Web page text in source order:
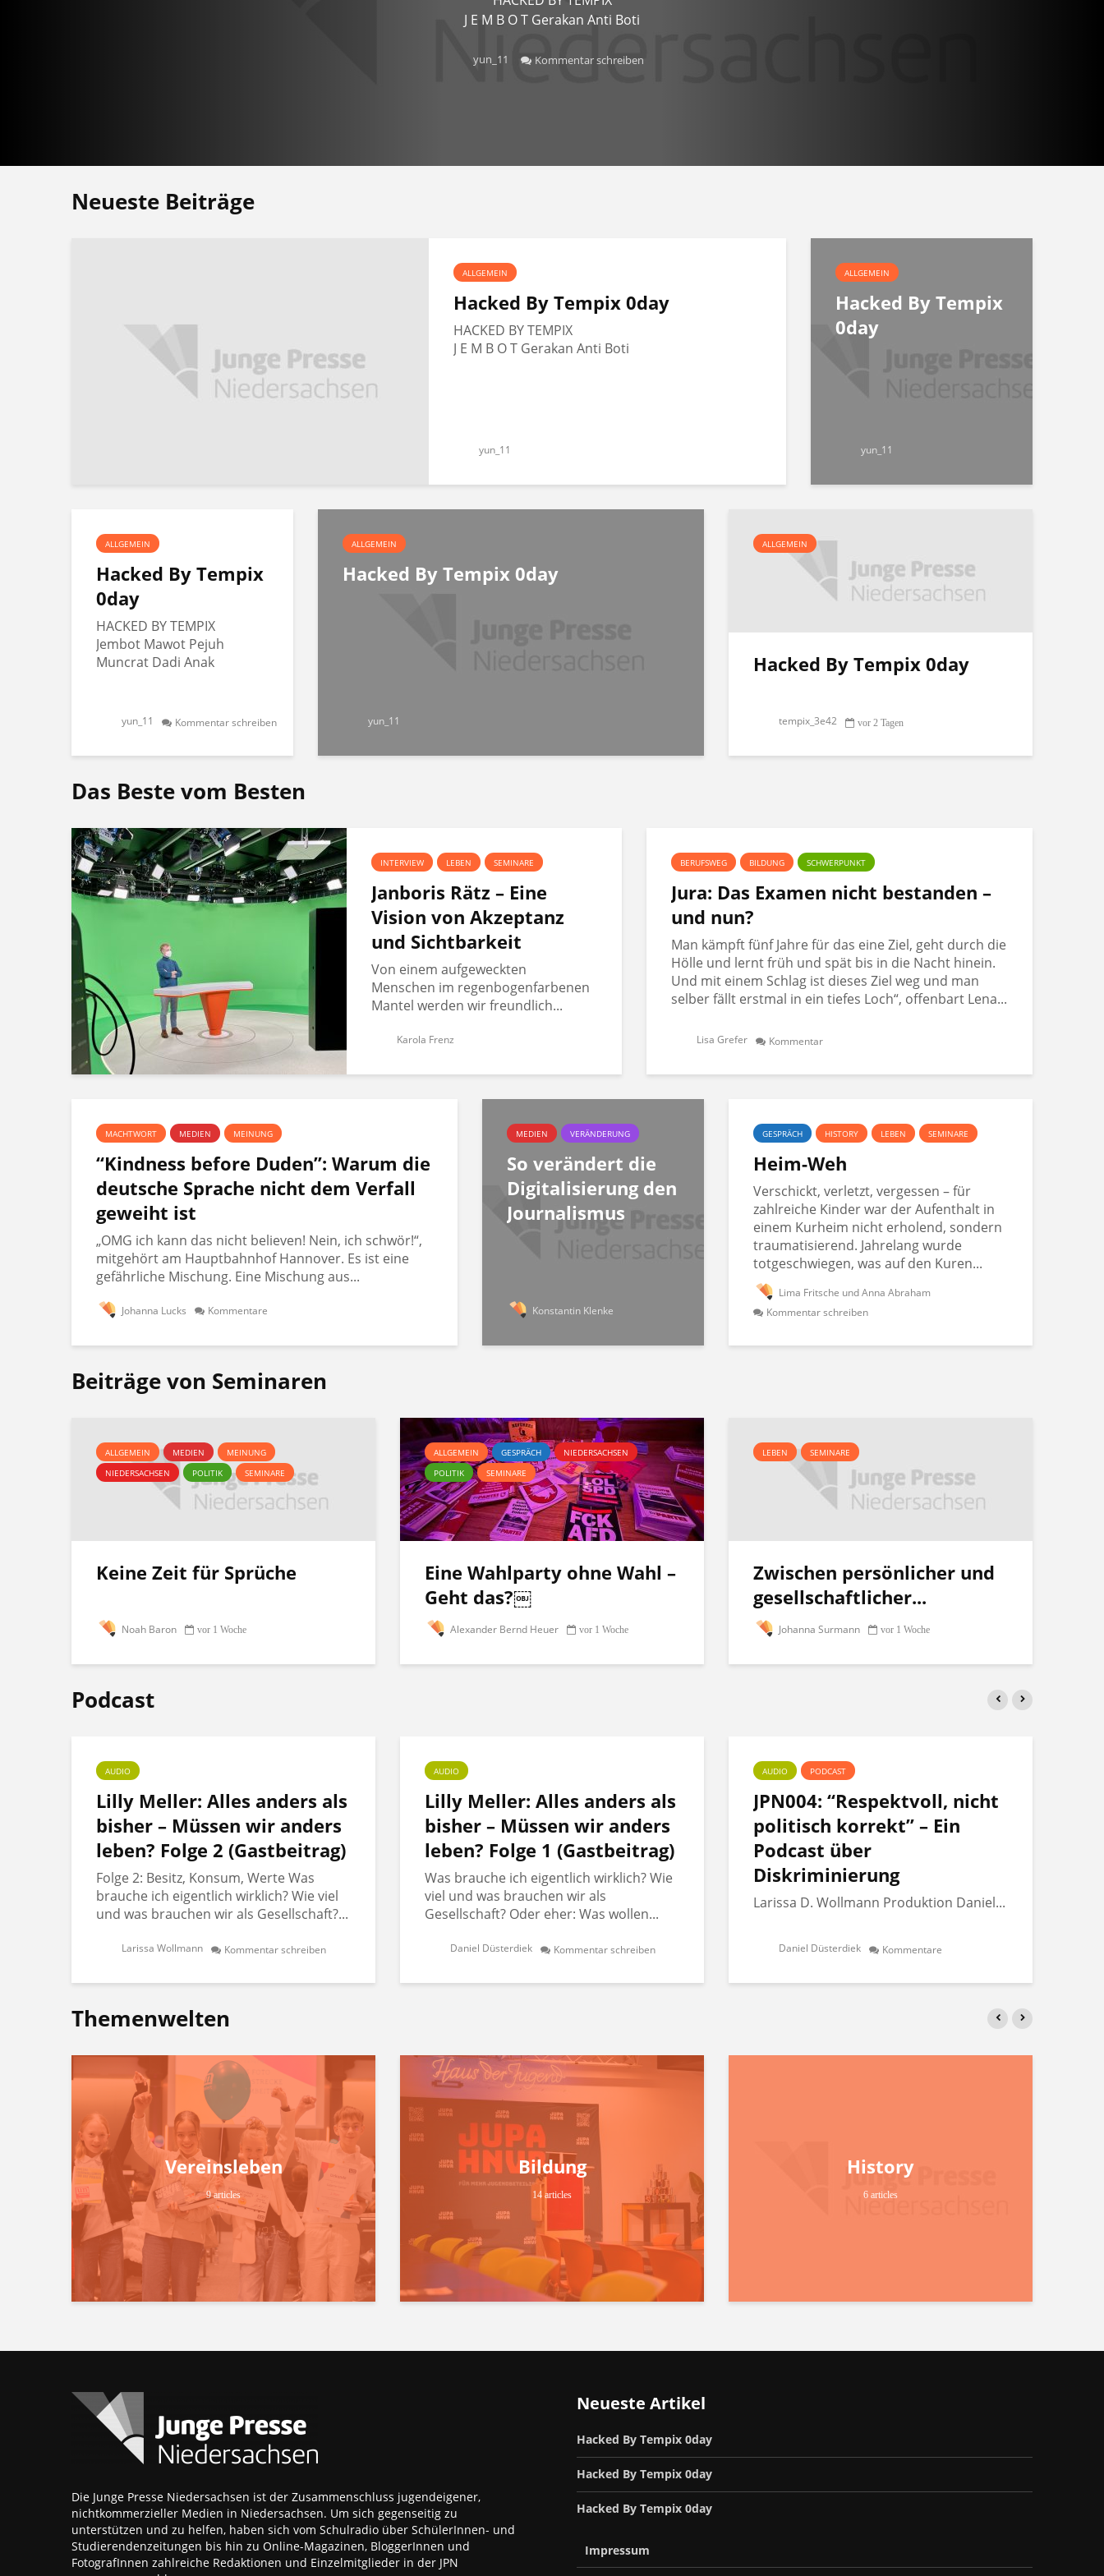
J E M B O T Gerakan Anti Boti
yun_11 Kommentar schreiben
Neueste Beiträge
ALLGEMEIN
Hacked By Tempix 0day
HACKED BY TEMPIX
J E M B O T Gerakan Anti Boti
yun_11
ALLGEMEIN
Hacked By Tempix
0day
yun_11
ALLGEMEIN
Hacked By Tempix
0day
HACKED BY TEMPIX
Jembot Mawot Pejuh
Muncrat Dadi Anak
yun_11 Kommentar schreiben
ALLGEMEIN
Hacked By Tempix 0day
yun_11
ALLGEMEIN
Hacked By Tempix 0day
tempix_3e42 vor 2 Tagen
Das Beste vom Besten
INTERVIEW LEBEN SEMINARE
Janboris Rätz – Eine
Vision von Akzeptanz
und Sichtbarkeit
Von einem aufgeweckten
Menschen im regenbogenfarbenen
Mantel werden wir freundlich...
Karola Frenz
BERUFSWEG BILDUNG SCHWERPUNKT
Jura: Das Examen nicht bestanden –
und nun?
Man kämpft fünf Jahre für das eine Ziel, geht durch die
Hölle und lernt früh und spät bis in die Nacht hinein.
Und mit einem Schlag ist dieses Ziel weg und man
selber fällt erstmal in ein tiefes Loch“, offenbart Lena...
Lisa Grefer Kommentar
MACHTWORT MEDIEN MEINUNG
“Kindness before Duden”: Warum die
deutsche Sprache nicht dem Verfall
geweiht ist
„OMG ich kann das nicht believen! Nein, ich schwör!“,
mitgehört am Hauptbahnhof Hannover. Es ist eine
gefährliche Mischung. Eine Mischung aus...
Johanna Lucks Kommentare
MEDIEN VERÄNDERUNG
So verändert die
Digitalisierung den
Journalismus
Konstantin Klenke
GESPRÄCH HISTORY LEBEN SEMINARE
Heim-Weh
Verschickt, verletzt, vergessen – für
zahlreiche Kinder war der Aufenthalt in
einem Kurheim nicht erholend, sondern
traumatisierend. Jahrelang wurde
totgeschwiegen, was auf den Kuren...
Lima Fritsche und Anna Abraham
Kommentar schreiben
Beiträge von Seminaren
ALLGEMEIN MEDIEN
MEINUNG
NIEDERSACHSEN
POLITIK SEMINARE
Keine Zeit für Sprüche
Noah Baron vor 1 Woche
ALLGEMEIN GESPRÄCH
NIEDERSACHSEN
POLITIK
SEMINARE
Eine Wahlparty ohne Wahl –
Geht das?￼
Alexander Bernd Heuer vor 1 Woche
LEBEN SEMINARE
Zwischen persönlicher und
gesellschaftlicher...
Johanna Surmann vor 1 Woche
Podcast
AUDIO
Lilly Meller: Alles anders als
bisher – Müssen wir anders
leben? Folge 2 (Gastbeitrag)
Folge 2: Besitz, Konsum, Werte Was
brauche ich eigentlich wirklich? Wie viel
und was brauchen wir als Gesellschaft?...
Larissa Wollmann Kommentar schreiben
AUDIO
Lilly Meller: Alles anders als
bisher – Müssen wir anders
leben? Folge 1 (Gastbeitrag)
Was brauche ich eigentlich wirklich? Wie
viel und was brauchen wir als
Gesellschaft? Oder eher: Was wollen...
Daniel Düsterdiek Kommentar schreiben
AUDIO PODCAST
JPN004: “Respektvoll, nicht
politisch korrekt” – Ein
Podcast über
Diskriminierung
Larissa D. Wollmann Produktion Daniel...
Daniel Düsterdiek Kommentare
Themenwelten
Vereinsleben
9 articles
Bildung
14 articles
History
6 articles
Die Junge Presse Niedersachsen ist der Zusammenschluss jugendeigener,
nichtkommerzieller Medien in Niedersachsen. Um sich gegenseitig zu
unterstützen und zu helfen, haben sich vom Schulradio über SchülerInnen- und
Studierendenzeitungen bis hin zu Online-Magazinen, BloggerInnen und
FotografInnen zahlreiche Redaktionen und Einzelmitglieder in der JPN
Neueste Artikel
Hacked By Tempix 0day
Hacked By Tempix 0day
Hacked By Tempix 0day
Impressum